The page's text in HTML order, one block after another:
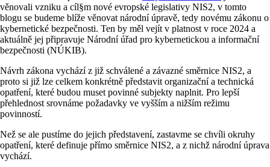
věnovali vzniku a cíl§m nové evropské legislativy NIS2, v tomto
blogu se budeme blíže věnovat národní úpravě, tedy novému zákonu o
kybernetické bezpečnosti. Ten by měl vejít v platnost v roce 2024 a
aktuálně jej připravuje Národní úřad pro kybernetickou a informační
bezpečnosti (NÚKIB).
Návrh zákona vychází z již schválené a závazné směrnice NIS2, a
proto si již lze celkem konkrétně představit organizační a technická
opatření, které budou muset povinné subjekty naplnit. Pro lepší
přehlednost srovnáme požadavky ve vyšším a nižším režimu
povinností.
Než se ale pustíme do jejich představení, zastavme se chvíli okruhy
opatření, které definuje přímo směrnice NIS2, a z nichž národní úprava
vychází.